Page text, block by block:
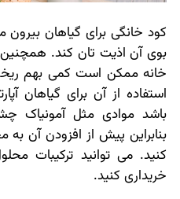
کود خانگی برای گیاهان
بوی آن اذیت تان کند.
خانه ممکن است کمی بهم
استفاده از آن برای گیاهان
باشد موادی مثل آمونیاک
بنابراین پیش از افزودن آن
کنید. می توانید ترکیبات
خریداری کنید.